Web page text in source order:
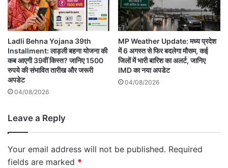
Ladli Behna Yojana 39th
Installment: लाड़ली बहना योजना की
कब आएगी 39वीं किस्त? जानिए 1500
रुपये की संभावित तारीख और जरूरी
अपडेट
04/08/2026
MP Weather Update: मध्य प्रदेश
में 6 अगस्त से फिर बदलेगा मौसम, कई
जिलों में भारी बारिश का अलर्ट, जानिए
IMD का नया अपडेट
04/08/2026
Leave a Reply
Your email address will not be published. Required
fields are marked *